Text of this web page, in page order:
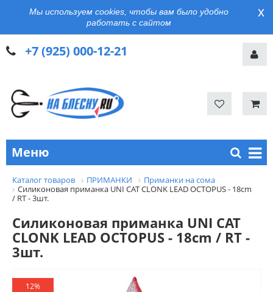
Мы используем cookies, чтобы вам было удобно
работать с сайтом
x
+7 (925) 000-12-21
Меню
Каталог товаров ПРИМАНКИ
Приманки на сома
Силиконовая приманка UNI CAT CLONK LEAD OCTOPUS - 18cm
/ RT - 3шт.
Силиконовая приманка UNI CAT
CLONK LEAD OCTOPUS - 18cm / RT -
3шт.
12%